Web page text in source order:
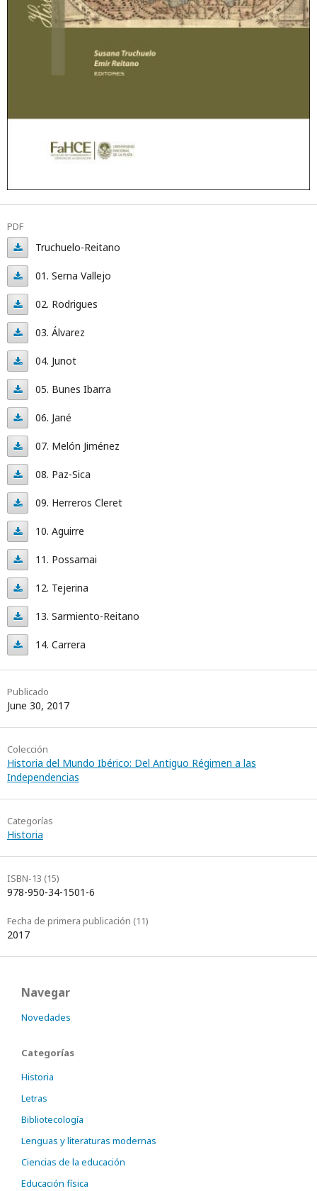
PDF
Truchuelo-Reitano
Truchuelo-
Reitano
01. Serna Vallejo
01.
Serna
Vallejo
02. Rodrigues
02.
Rodrigues
03. Álvarez
03.
Álvarez
04. Junot
04.
Junot
05. Bunes Ibarra
05.
Bunes
Ibarra
06. Jané
06.
Jané
07. Melón Jiménez
07.
Melón
Jiménez
08. Paz-Sica
08.
Paz-
Sica
09. Herreros Cleret
09.
Herreros
Cleret
10. Aguirre
10.
Aguirre
11. Possamai
11.
Possamai
12. Tejerina
12.
Tejerina
13. Sarmiento-Reitano
13.
14. Carrera
14.
Carrera
Publicado
June 30, 2017
Colección
Historia del Mundo Ibérico: Del Antiguo Régimen a las
Independencias
Categorías
Historia
ISBN-13 (15)
978-950-34-1501-6
Fecha de primera publicación (11)
2017
Navegar
Novedades
Categorías
Historia
Letras
Bibliotecología
Lenguas y literaturas modernas
Ciencias de la educación
Educación física